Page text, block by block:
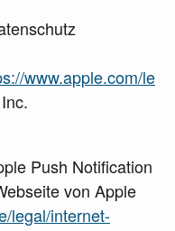
www.apple.com/le
Push Notification
von Apple
legal/internet-